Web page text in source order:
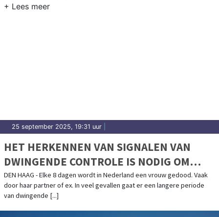
25 september 2025, 19:31 uur
HET HERKENNEN VAN SIGNALEN VAN
DWINGENDE CONTROLE IS NODIG OM
FEMICIDE TE STOPPEN
DEN HAAG - Elke 8 dagen wordt in Nederland een vrouw gedood. Vaak
door haar partner of ex. In veel gevallen gaat er een langere periode
van dwingende [...]